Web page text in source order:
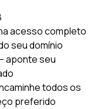
acesso completo
seu domínio
aponte seu
todos os
preferido